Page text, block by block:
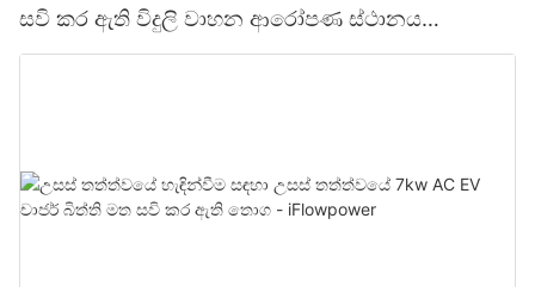
සවි කර ඇති විදුලි වාහන ආරෝපණ ස්ථානය
නිෂ්පාදකයා | iFlowPower2